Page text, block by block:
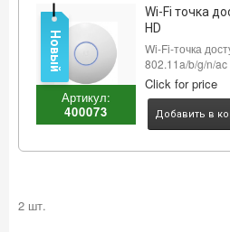
Артикул:
400073
Wi-Fi точка
HD
Wi-Fi-точка
802.11a/b/g/n/ac
Click for price
Добавить в
Новый
2 шт.